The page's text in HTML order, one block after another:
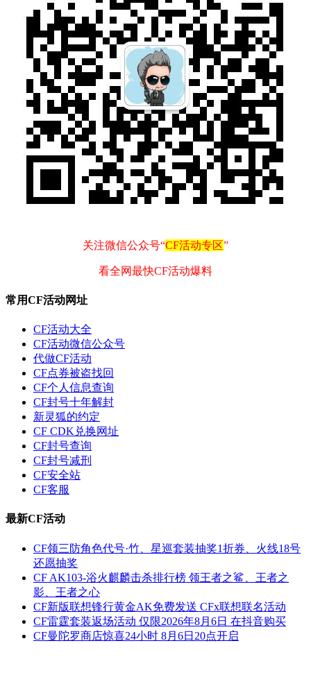
关注微信公众号“CF活动专区”
看全网最快CF活动爆料
常用CF活动网址
CF活动大全
CF活动微信公众号
代做CF活动
CF点券被盗找回
CF个人信息查询
CF封号十年解封
新灵狐的约定
CF CDK兑换网址
CF封号查询
CF封号减刑
CF安全站
CF客服
最新CF活动
CF领三防角色代号·竹、星巡套装抽奖1折券、火线18号
还愿抽奖
CF AK103-浴火麒麟击杀排行榜 领王者之鲨、王者之
影、王者之心
CF新版联想锋行黄金AK免费发送 CFx联想联名活动
CF雷霆套装返场活动 仅限2026年8月6日 在抖音购买
CF曼陀罗商店惊喜24小时 8月6日20点开启